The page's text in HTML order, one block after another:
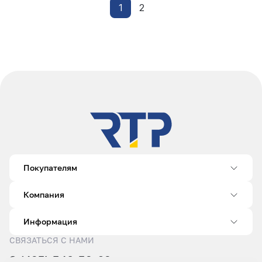
1 2
Покупателям
Компания
Информация
СВЯЗАТЬСЯ С НАМИ